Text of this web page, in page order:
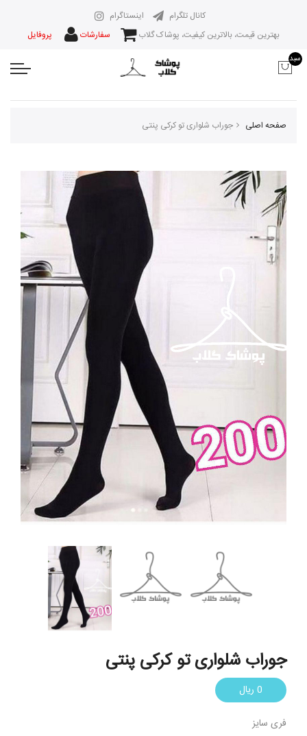
اینستاگرام
کانال تلگرام
بهترین قیمت، بالاترین کیفیت، پوشاک گلاب
سفارشات پروفایل
سبد
صفحه اصلی جوراب شلواری تو کرکی پنتی
جوراب شلواری تو کرکی پنتی
0 ریال
فری سایز